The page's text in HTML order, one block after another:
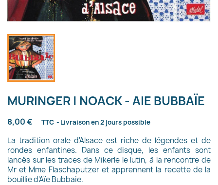
MURINGER | NOACK - AIE BUBBAÏE
8,00 € TTC Livraison en 2 jours possible
La tradition orale d'Alsace est riche de légendes et de
rondes enfantines. Dans ce disque, les enfants sont
lancés sur les traces de Mikerle le lutin, à la rencontre de
Mr et Mme Flaschaputzer et apprennent la recette de la
bouillie d'Aïe Bubbaie.